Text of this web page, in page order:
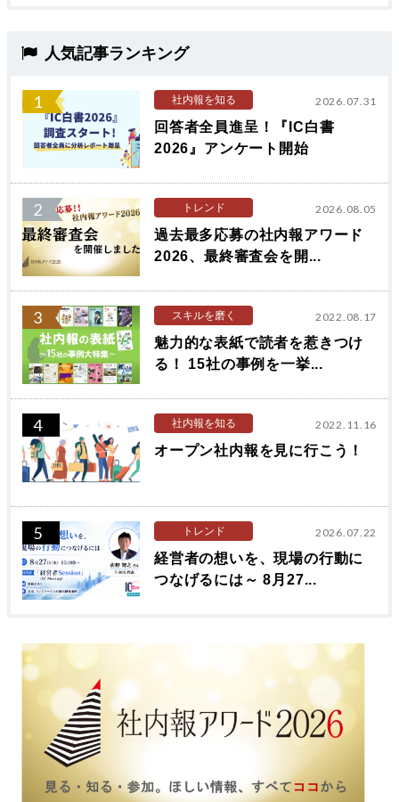
人気記事ランキング
1 社内報を知る 2026.07.31
回答者全員進呈！『IC白書
2026』アンケート開始
2 トレンド 2026.08.05
過去最多応募の社内報アワード
2026、最終審査会を開...
3 スキルを磨く 2022.08.17
魅力的な表紙で読者を惹きつけ
る！ 15社の事例を一挙...
4 社内報を知る 2022.11.16
オープン社内報を見に行こう！
5 トレンド 2026.07.22
経営者の想いを、現場の行動に
つなげるには～ 8月27...